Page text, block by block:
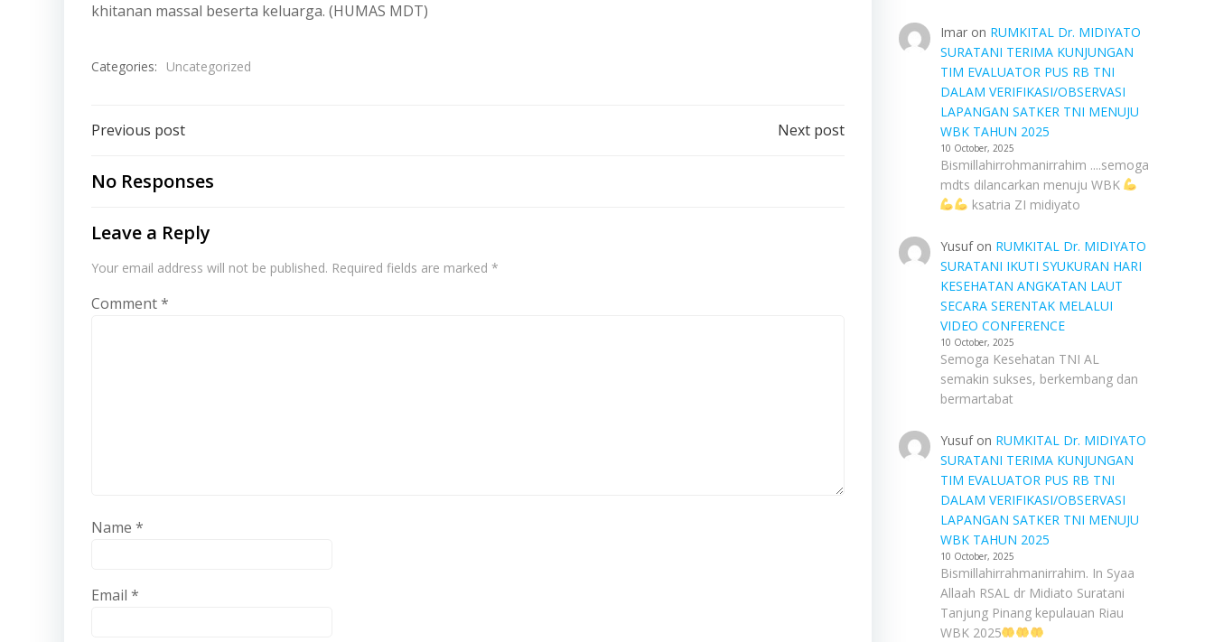
khitanan massal beserta keluarga. (HUMAS MDT)
Categories: Uncategorized
Post
navigation
Previous post Next post
No Responses
Leave a Reply
Your email address will not be published. Required fields are marked *
Comment*
Name *
Email *
Imaron RUMKITAL Dr. MIDIYATO
SURATANI TERIMA KUNJUNGAN
TIM EVALUATOR PUS RB TNI
DALAM VERIFIKASI/OBSERVASI
LAPANGAN SATKER TNI MENUJU
WBK TAHUN 2025
10 October, 2025
Bismillahirrohmanirrahim ....semoga
mdts dilancarkan menuju WBK
ksatria ZI midiyato
Yusufon RUMKITAL Dr. MIDIYATO
SURATANI IKUTI SYUKURAN HARI
KESEHATAN ANGKATAN LAUT
SECARA SERENTAK MELALUI
VIDEO CONFERENCE
10 October, 2025
Semoga Kesehatan TNI AL
semakin sukses, berkembang dan
bermartabat
Yusufon RUMKITAL Dr. MIDIYATO
SURATANI TERIMA KUNJUNGAN
TIM EVALUATOR PUS RB TNI
DALAM VERIFIKASI/OBSERVASI
LAPANGAN SATKER TNI MENUJU
WBK TAHUN 2025
10 October, 2025
Bismillahirrahmanirrahim. In Syaa
Allaah RSAL dr Midiato Suratani
Tanjung Pinang kepulauan Riau
WBK 2025